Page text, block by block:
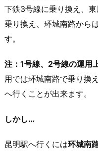
下鉄3号線に乗り換え、
乗り換え、环城南路から
す。
注：1号線、2号線の運用
用では环城南路で乗り換
へ行くことが出来ます。
しかし…
昆明駅へ行くには环城南